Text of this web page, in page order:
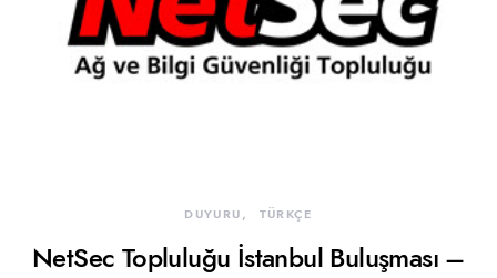
DUYURU TÜRKÇE
NetSec Topluluğu İstanbul Buluşması –